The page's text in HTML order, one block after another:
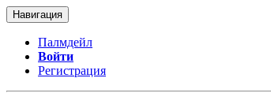
Навигация
Палмдейл
Войти
Регистрация